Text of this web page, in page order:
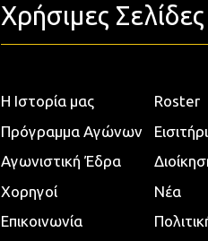
Χρήσιμες Σελίδες
Η Ιστορία μας
Roster
Πρόγραμμα Αγώνων
Αγωνιστική Έδρα
Χορηγοί
Νέα
Επικοινωνία